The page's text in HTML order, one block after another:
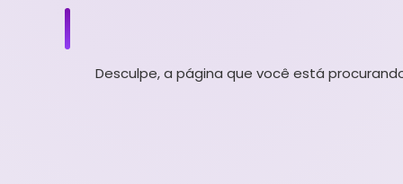
Desculpe, a página que você está